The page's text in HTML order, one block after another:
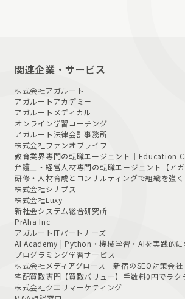
関連企業・サービス
株式会社アガルート
アガルートアカデミー
アガルートメディカル
オンライン学習コーチング
アガルート法律会計事務所
株式会社ファンオブライフ
教育業界専門の転職エージェント｜ Education
弁護士・経営人材専門の転職エージェント
【ア
研修・人材育成とコンサルティングで組織を強
株式会社シナプス
株式会社Luxy
新社会システム総合研究所
PrAha Inc
アガルートITパートナーズ
AI Academy | Python・機械学習・AIを実践的に
プログラミング学習サービス
株式会社メディアグロース｜新宿のSEO対策会社
宅配買取専門【買取バリュー】手数料0円でラク
株式会社クエリマーケティング